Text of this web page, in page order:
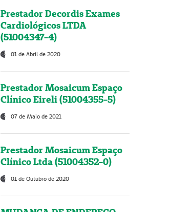
Prestador Decordis Exames
Cardiológicos LTDA
(51004347-4)
01 de Abril de 2020
Prestador Mosaicum Espaço
Clínico Eireli (51004355-5)
07 de Maio de 2021
Prestador Mosaicum Espaço
Clínico Ltda (51004352-0)
01 de Outubro de 2020